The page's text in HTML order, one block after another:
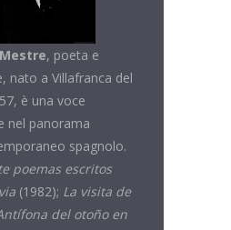
, poeta e
nato a Villafranca del
è una voce
nel panorama
spagnolo.
poemas escritos
(1982); La visita de
del otoño en